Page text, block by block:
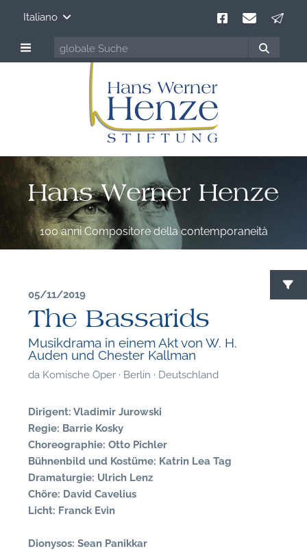
Italiano
Hans Werner Henze
100 anni Compositore della contemporaneità
05/11/2019
The Bassarids
Musikdrama in einem Akt von W. H.
Auden und Chester Kallman
da Komische Oper · Berlin · Deutschland
Dirigent: Vladimir Jurowski
Regie: Barrie Kosky
Choreographie: Otto Pichler
Bühnenbild und Kostüme: Katrin Lea Tag
Dramaturgie: Ulrich Lenz
Chöre: David Cavelius
Licht: Franck Evin
Dionysos: Sean Panikkar